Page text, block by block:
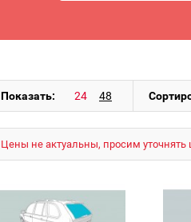
Показать:
Цены не актуальны, просим уточнять